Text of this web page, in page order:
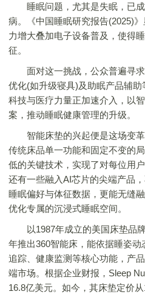
睡眠问题，尤其是失眠，已成
病。《中国睡眠研究报告(2025)
力增大叠加电子设备普及，使得
征。
面对这一挑战，公众普遍寻求
优化(如升级寝具)及助眠产品辅助
科技与医疗力量正加速介入，以
案，推动睡眠健康管理的升级。
智能床垫的兴起便是这场变革
传统床品单一功能和固定不变的
低的关键技术，实现了对每位用
还有一些融入AI芯片的尖端产品
睡眠偏好与体征数据，更能无缝
优化专属的沉浸式睡眠空间。
以1987年成立的美国床垫品牌
年推出360智能床，能依据睡姿
追踪、健康监测等核心功能，产
端市场。根据企业财报，Sleep
16.8亿美元。如今，其床垫定价